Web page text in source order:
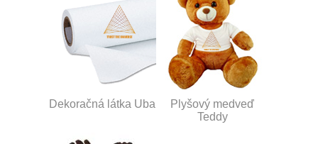
Dekoračná látka Uba
Plyšový medveď
Teddy